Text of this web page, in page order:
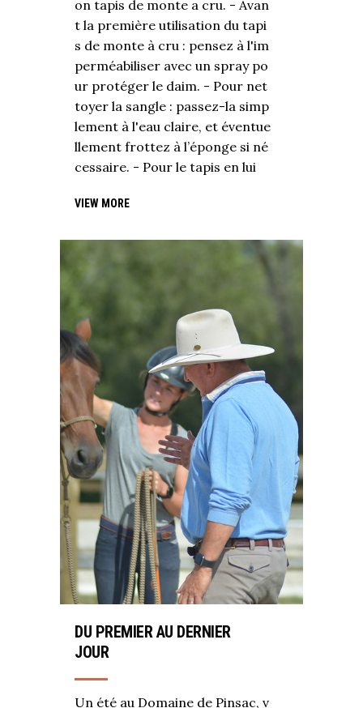
on tapis de monte a cru. - Avan
t la première utilisation du tapi
s de monte à cru : pensez à l'im
perméabiliser avec un spray po
ur protéger le daim. - Pour net
toyer la sangle : passez-la simp
lement à l'eau claire, et éventue
llement frottez à l’éponge si né
cessaire. - Pour le tapis en lui
VIEW MORE
DU PREMIER AU DERNIER
JOUR
Un été au Domaine de Pinsac, v